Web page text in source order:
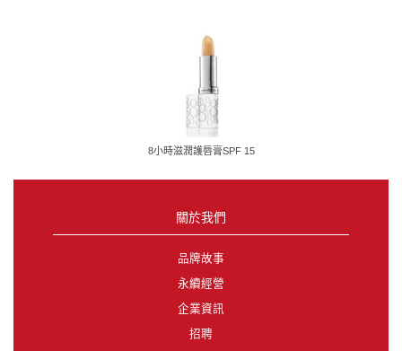
8小時滋潤護唇膏SPF 15
關於我們
品牌故事
永續經營
企業資訊
招聘